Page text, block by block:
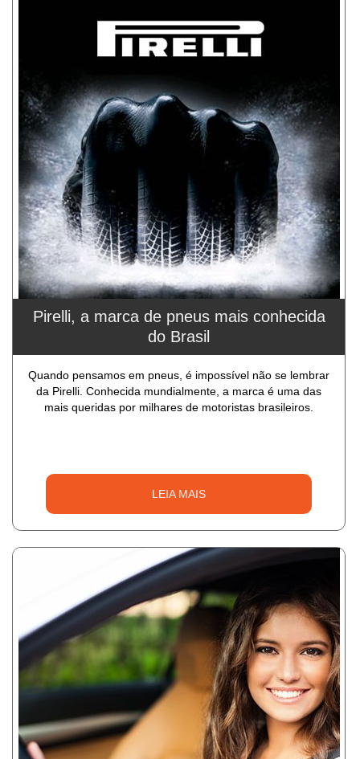
Pirelli, a marca de pneus mais conhecida
do Brasil
Quando pensamos em pneus, é impossível não se lembrar
da Pirelli. Conhecida mundialmente, a marca é uma das
mais queridas por milhares de motoristas brasileiros.
LEIA MAIS